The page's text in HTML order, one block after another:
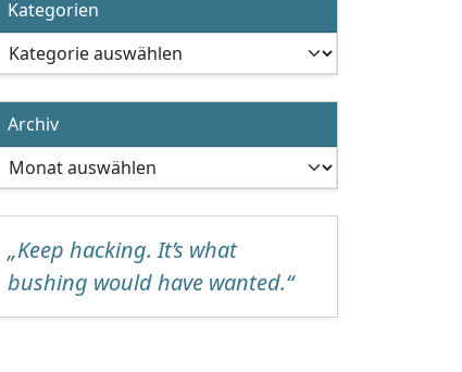
Kategorien
Kategorien
Archiv
Archiv
„Keep hacking. It’s what
bushing would have wanted.“